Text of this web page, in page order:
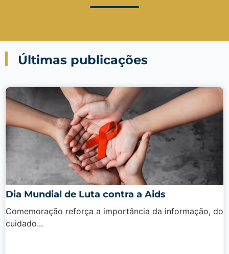
Últimas publicações
Dia Mundial de Luta contra a Aids
Comemoração reforça a importância da informação, do
cuidado...